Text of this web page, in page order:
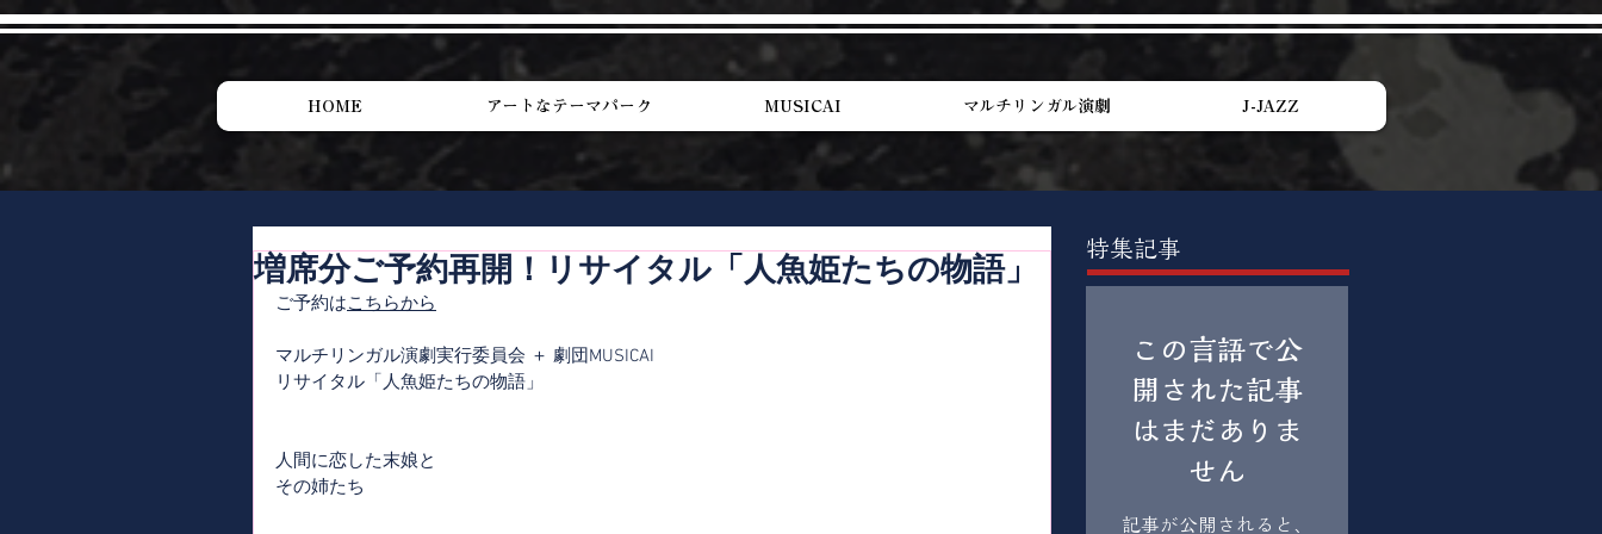
HOME アートなテーマパーク MUSICAI マルチリンガル演劇 J-JAZZ
増席分ご予約再開！リサイタル「人魚姫たちの物語」
ご予約はこちらから
マルチリンガル演劇実行委員会 ＋ 劇団MUSICAI
リサイタル「人魚姫たちの物語」
人間に恋した末娘と
その姉たち
特集記事
この言語で公
開された記事
はまだありま
せん
記事が公開されると、